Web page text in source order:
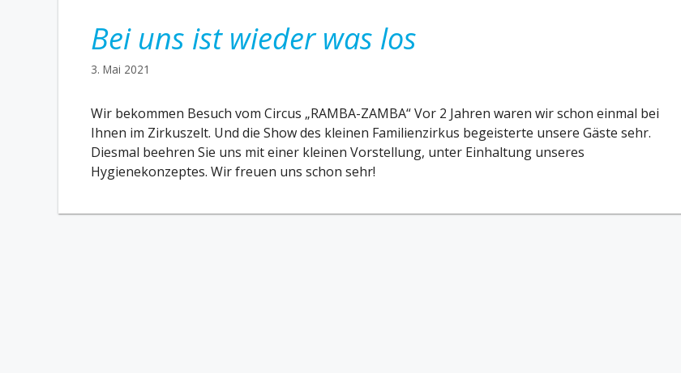
Bei uns ist wieder was los
3. Mai 2021
Wir bekommen Besuch vom Circus „RAMBA-ZAMBA“ Vor 2 Jahren waren wir schon einmal bei
Ihnen im Zirkuszelt. Und die Show des kleinen Familienzirkus begeisterte unsere Gäste sehr.
Diesmal beehren Sie uns mit einer kleinen Vorstellung, unter Einhaltung unseres
Hygienekonzeptes. Wir freuen uns schon sehr!